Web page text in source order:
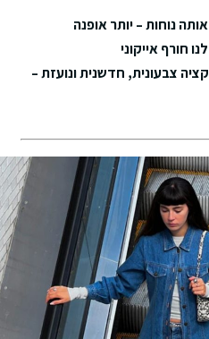
צבעונית, חדשנית ונועזת –